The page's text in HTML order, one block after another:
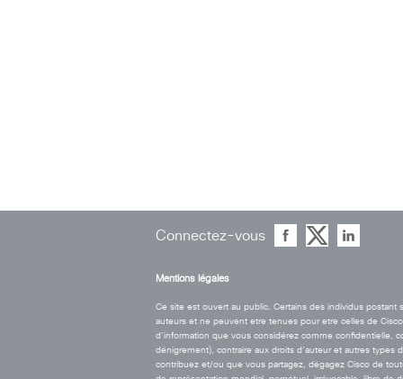
Connectez-vous
Mentions légales
Ce site est ouvert au public. Certains des individus
auteurs et ne peuvent etre tenues pour etre celles de
d’information que vous considérez comme confidentielle,
dénigrement), contraire aux droits d’auteur et autres
contribuez et/ou que vous partagez, dégagez Cisco de